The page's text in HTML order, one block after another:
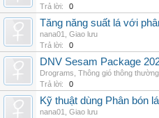
Trả lời:
0
Tăng năng suất lá với
nana01
Giao lưu
Trả lời:
0
DNV Sesam Package
Drograms Thông gió thông thường
Trả lời:
0
Kỹ thuật dùng Phân bón
nana01
Giao lưu